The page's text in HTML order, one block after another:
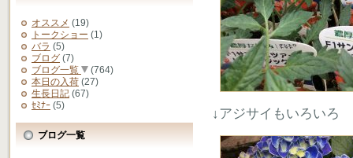
オススメ (19)
トークショー (1)
バラ (5)
ブログ (7)
ブログ一覧
(764)
本日の入荷 (27)
生長日記 (67)
ｾﾐﾅｰ (5)
ブログ一覧
↓アジサイもいろいろ